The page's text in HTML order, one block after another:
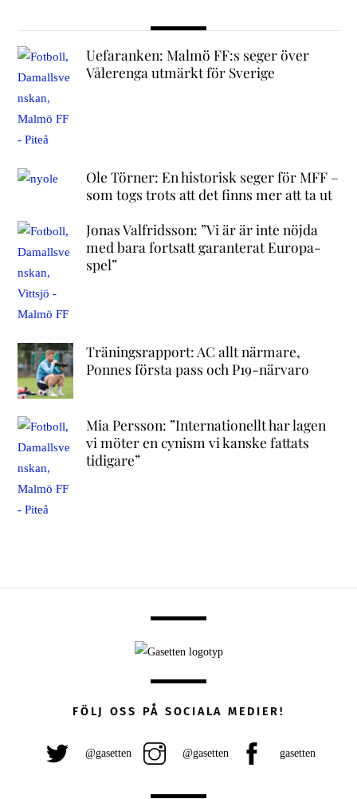
Uefaranken: Malmö FF:s seger över
Vålerenga utmärkt för Sverige
Ole Törner: En historisk seger för MFF –
som togs trots att det finns mer att ta ut
Jonas Valfridsson: ”Vi är är inte nöjda
med bara fortsatt garanterat Europa-
spel”
Träningsrapport: AC allt närmare,
Ponnes första pass och P19-närvaro
Mia Persson: ”Internationellt har lagen
vi möter en cynism vi kanske fattats
tidigare”
FÖLJ OSS PÅ SOCIALA MEDIER!
@gasetten @gasetten gasetten